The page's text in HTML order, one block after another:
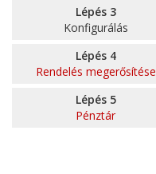
Lépés 3
Konfigurálás
Lépés 4
Rendelés megerősítése
Lépés 5
Pénztár